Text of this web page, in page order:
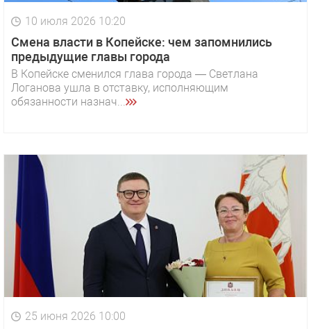
10 июля 2026 10:20
Смена власти в Копейске: чем запомнились
предыдущие главы города
В Копейске сменился глава города — Светлана
Логанова ушла в отставку, исполняющим
обязанности назнач...
25 июня 2026 10:00